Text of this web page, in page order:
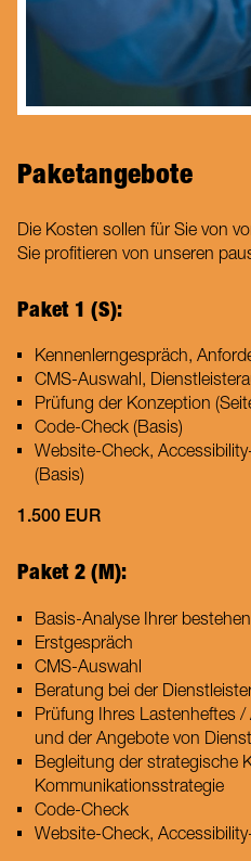
Paketangebote
Die Kosten sollen für Sie von
Sie profitieren von unseren
Paket 1 (S):
Kennenlerngespräch,
CMS-Auswahl,
Prüfung der Konzeption
Code-Check (Basis)
Website-Check,
(Basis)
1.500 EUR
Paket 2 (M):
Basis-Analyse Ihrer
Erstgespräch
CMS-Auswahl
Beratung bei der
Prüfung Ihres Lastenheftes
und der Angebote von
Begleitung der strategische
Kommunikationsstrategie
Code-Check
Website-Check,